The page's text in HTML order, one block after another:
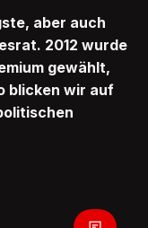
aber auch
2012 wurde
gewählt,
blicken wir auf